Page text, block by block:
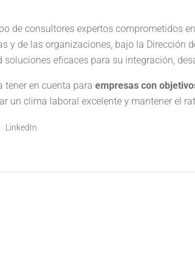
de consultores expertos comprometidos
y de las organizaciones, bajo la Dirección
soluciones eficaces para su integración,
tener en cuenta para empresas con
un clima laboral excelente y mantener el
LinkedIn